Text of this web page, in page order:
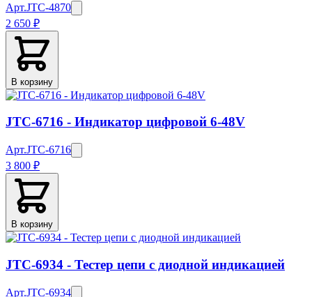
Арт.JTC-4870
2 650 ₽
В корзину
JTC-6716 - Индикатор цифровой 6-48V
Арт.JTC-6716
3 800 ₽
В корзину
JTC-6934 - Тестер цепи с диодной индикацией
Арт.JTC-6934